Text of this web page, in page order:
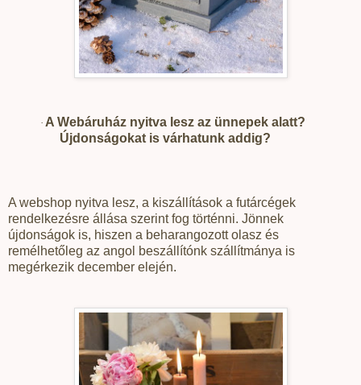
· A Webáruház nyitva lesz az ünnepek alatt?
Újdonságokat is várhatunk addig?
A webshop nyitva lesz, a kiszállítások a futárcégek
rendelkezésre állása szerint fog történni. Jönnek
újdonságok is, hiszen a beharangozott olasz és
remélhetőleg az angol beszállítónk szállítmánya is
megérkezik december elején.